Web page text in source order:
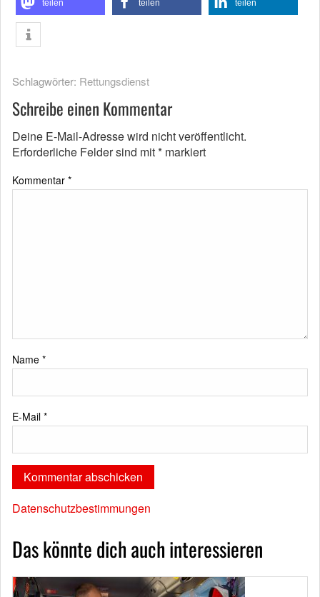
teilen teilen teilen
Schlagwörter: Rettungsdienst
Schreibe einen Kommentar
Deine E-Mail-Adresse wird nicht veröffentlicht.
Erforderliche Felder sind mit* markiert
Kommentar *
Name *
E-Mail *
Datenschutzbestimmungen
Das könnte dich auch interessieren